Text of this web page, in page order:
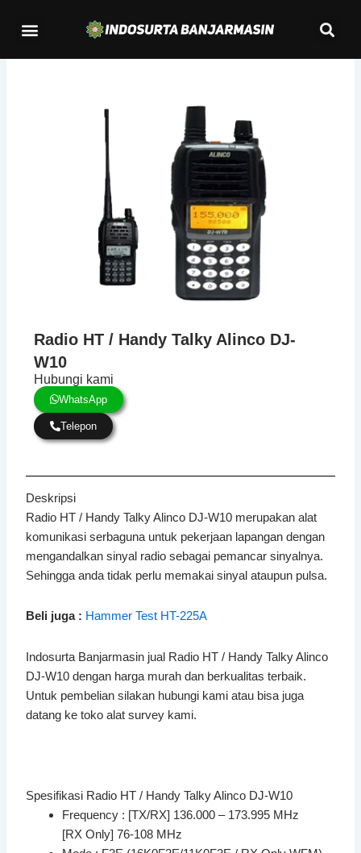
Menu
Radio HT / Handy Talky Alinco DJ-
W10
Hubungi kami
WhatsApp
Telepon
Deskripsi
Radio HT / Handy Talky Alinco DJ-W10 merupakan alat
komunikasi serbaguna untuk pekerjaan lapangan dengan
mengandalkan sinyal radio sebagai pemancar sinyalnya.
Sehingga anda tidak perlu memakai sinyal ataupun pulsa.
Beli juga : Hammer Test HT-225A
Indosurta Banjarmasin jual Radio HT / Handy Talky Alinco
DJ-W10 dengan harga murah dan berkualitas terbaik.
Untuk pembelian silakan hubungi kami atau bisa juga
datang ke toko alat survey kami.
Spesifikasi Radio HT / Handy Talky Alinco DJ-W10
Frequency : [TX/RX] 136.000 – 173.995 MHz
[RX Only] 76-108 MHz